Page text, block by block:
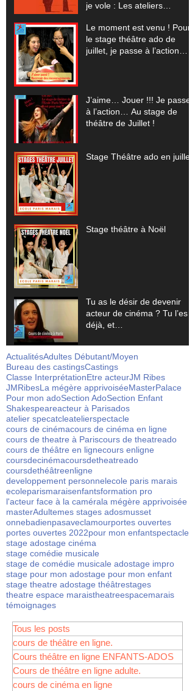
je vole : Les ateliers
Le moment est venu ! Pour
le stage théâtre ado de
juillet, je passe à l’action…
J’aime… Jouer !!! Je passe
à l’action… Au stage de
théâtre de Juillet !
Stage Théâtre ado en juillet
Stage théâtre à Noël
Tu as le désir de devenir
acteur de cinéma ? Tu l’es
déjà, et…
ActualitésAdultes Débutant/Moyen
Bureau des castingsCastings
Classe InterprétationEtre acteurJM Ribes
JMRibesLa mégère apprivoiséeMasterPalace
Pour mon adoSection AdoSection Enfant
Shakespeareacteur à Parisados
atelier specatcleatelierspectacle
cours de cinémacours de cinéma en ligne
cours de theatre à Pariscours de theatreado
cours de théâtre en lignecours enligne
coursdecinémacoursdetheatreado
coursdethéâtreenligne
developpement personnelecole paris marais
ecoleparismaraisenfantsformation pro
l'acteur face à la camérala mégère apprivoisée
masterAdultemes stages adosmusset
onnebadienpasaveclamourportes ouvertes
portes ouvertes 2022pour mon enfantspectacle
stage adostage cinéma
stage comédie musicale
stage de comédie musicale adostage impro
stage pour mon adostage pour mon enfant
stage theatre adostage théâtrestages
theatre espace maraistheatreespacemarais
témoignages
Tous les posts
cours de théâtre en ligne.
Cours théâtre en ligne ENFANTS-ADOS
Cours de théâtre en ligne adulte.
cours de cinéma en ligne